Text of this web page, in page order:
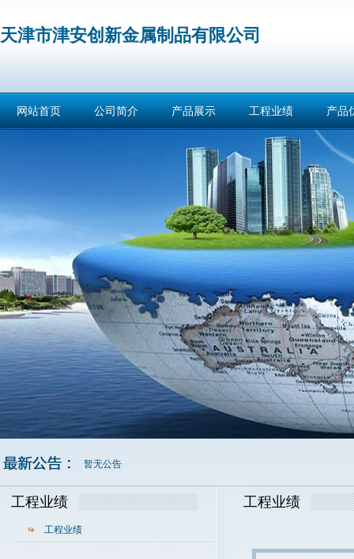
天津市津安创新金属制品有限公司
网站首页 公司简介 产品展示 工程业绩 产品
暂无公告
工程业绩
工程业绩
工程业绩